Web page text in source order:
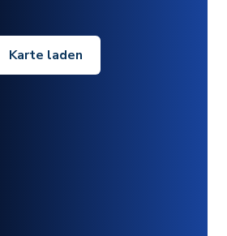
Karte laden